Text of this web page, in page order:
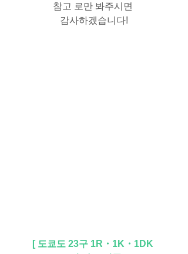
참고 로만 봐주시면
감사하겠습니다!
[ 도쿄도 23구 1R・1K・1DK